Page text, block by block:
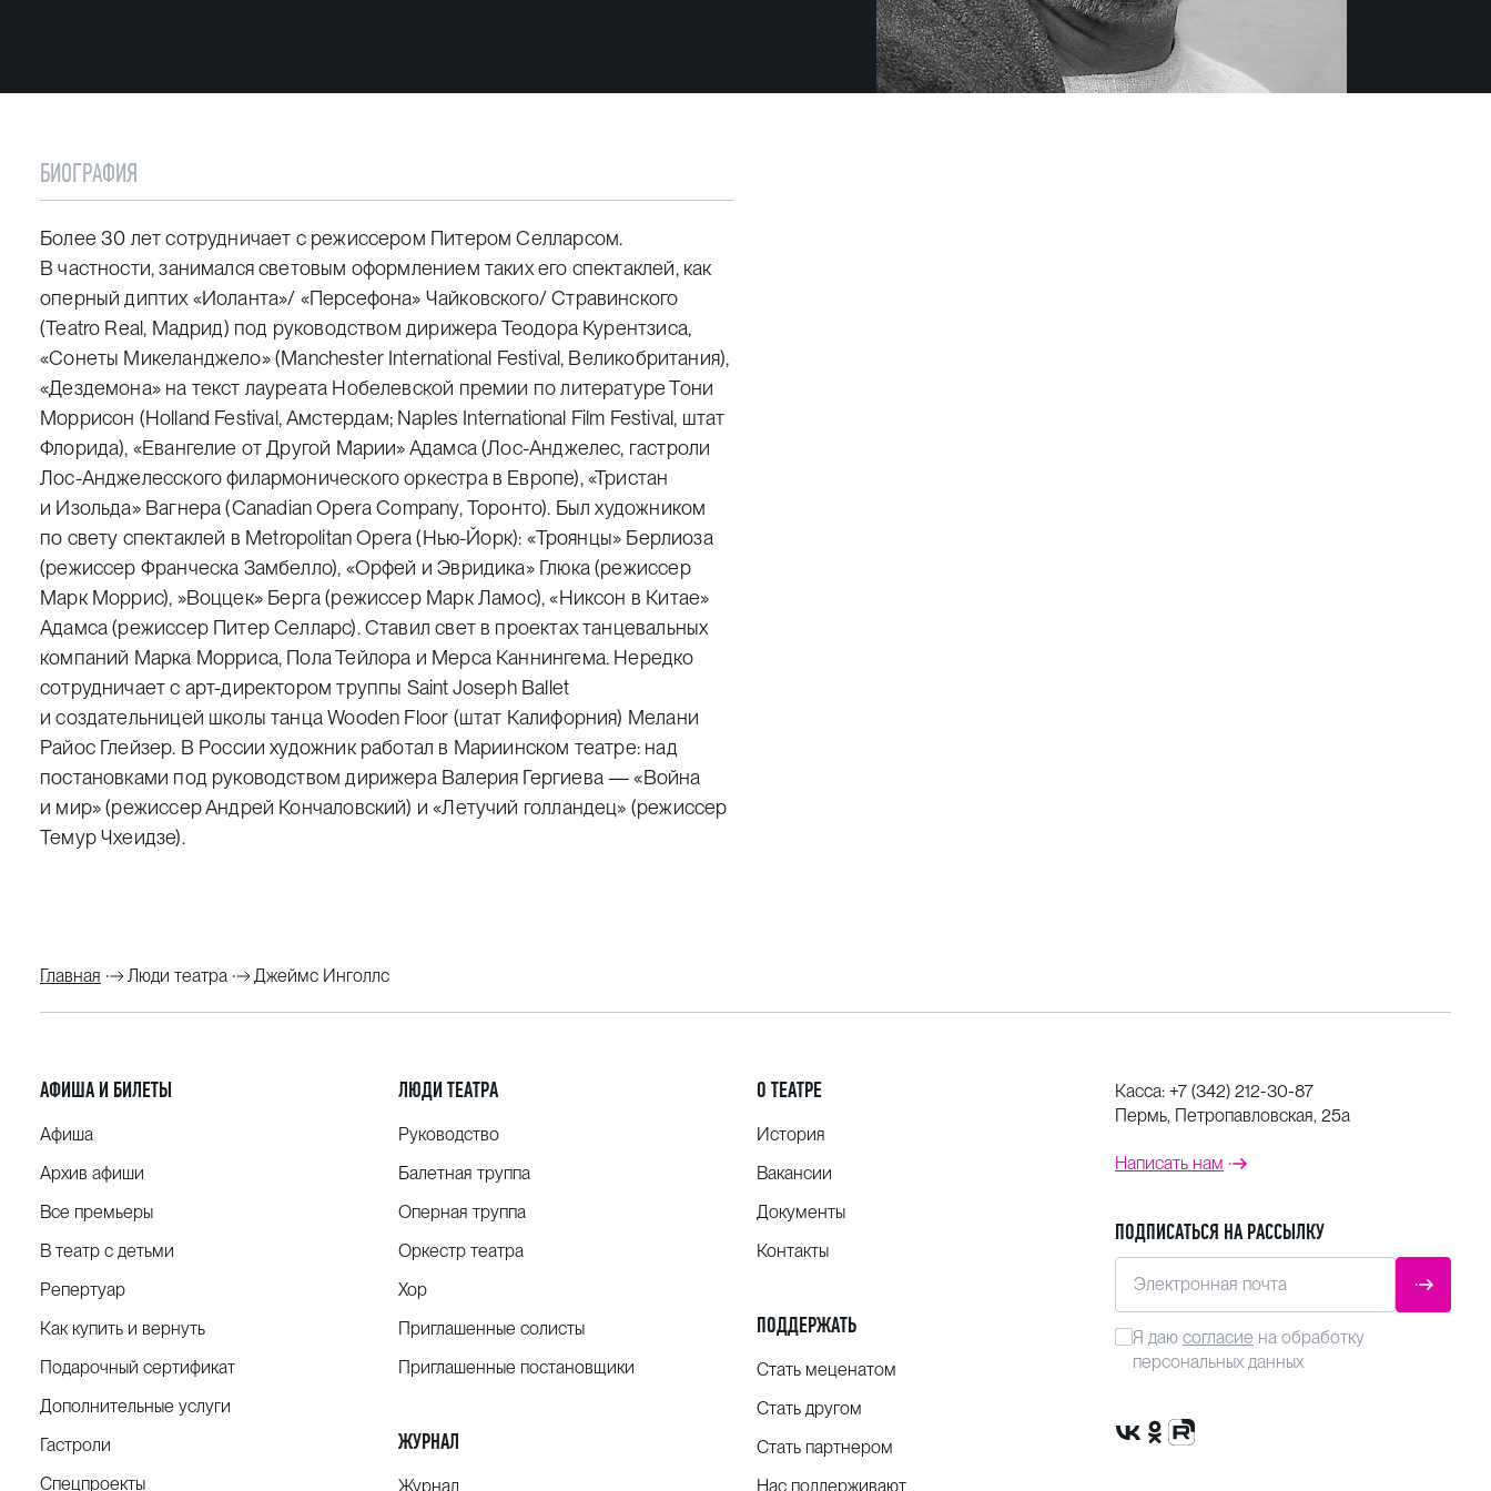
БИОГРАФИЯ
Более 30 лет сотрудничает с режиссером Питером Селларсом.
В частности, занимался световым оформлением таких его спектаклей, как
оперный диптих «Иоланта»/ «Персефона» Чайковского/ Стравинского
(Teatro Real, Мадрид) под руководством дирижера Теодора Курентзиса,
«Сонеты Микеланджело» (Manchester International Festival, Великобритания),
«Дездемона» на текст лауреата Нобелевской премии по литературе Тони
Моррисон (Holland Festival, Амстердам; Naples International Film Festival, штат
Флорида), «Евангелие от Другой Марии» Адамса (Лос-Анджелес, гастроли
Лос-Анджелесского филармонического оркестра в Европе), «Тристан
и Изольда» Вагнера (Canadian Opera Company, Торонто). Был художником
по свету спектаклей в Metropolitan Opera (Нью-Йорк): «Троянцы» Берлиоза
(режиссер Франческа Замбелло), «Орфей и Эвридика» Глюка (режиссер
Марк Моррис), »Воццек» Берга (режиссер Марк Ламос), «Никсон в Китае»
Адамса (режиссер Питер Селларс). Ставил свет в проектах танцевальных
компаний Марка Морриса, Пола Тейлора и Мерса Каннингема. Нередко
сотрудничает с арт-директором труппы Saint Joseph Ballet
и создательницей школы танцаWooden Floor (штат Калифорния) Мелани
Райос Глейзер. В России художник работал в Мариинском театре: над
постановками под руководством дирижера Валерия Гергиева — «Война
и мир» (режиссер Андрей Кончаловский) и «Летучий голландец» (режиссер
Темур Чхеидзе).
Главная Люди театра Джеймс Инголлс
АФИША И БИЛЕТЫ
Афиша
Архив афиши
Все премьеры
В театр с детьми
Репертуар
Как купить и вернуть
Подарочный сертификат
Дополнительные услуги
Гастроли
Спецпроекты
ЛЮДИ ТЕАТРА
Руководство
Балетная труппа
Оперная труппа
Оркестр театра
Хор
Приглашенные солисты
Приглашенные постановщики
ЖУРНАЛ
Журнал
О ТЕАТРЕ
История
Вакансии
Документы
Контакты
ПОДДЕРЖАТЬ
Стать меценатом
Стать другом
Стать партнером
Нас поддерживают
Касса: +7 (342) 212-30-87
Пермь, Петропавловская, 25а
Написать нам
ПОДПИСАТЬСЯ НА РАССЫЛКУ
Электронная почта
Я даю согласие на обработку
персональных данных
Сообщество VK
Группа в одноклассниках
Канал Rutube